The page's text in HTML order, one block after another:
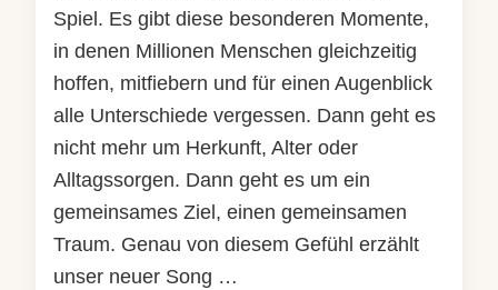
Spiel. Es gibt diese besonderen Momente,
in denen Millionen Menschen gleichzeitig
hoffen, mitfiebern und für einen Augenblick
alle Unterschiede vergessen. Dann geht es
nicht mehr um Herkunft, Alter oder
Alltagssorgen. Dann geht es um ein
gemeinsames Ziel, einen gemeinsamen
Traum. Genau von diesem Gefühl erzählt
unser neuer Song …